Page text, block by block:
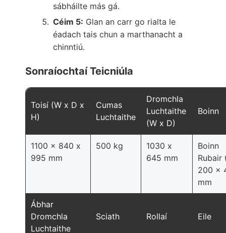
sábháilte más gá.
Céim 5: Glan an carr go rialta le
éadach tais chun a marthanacht a
chinntiú.
Sonraíochtaí Teicniúla
Toisí (W x D x
H)
Cumas
Luchtaithe
Dromchla
Luchtaithe
(W x D)
Boinn
1100 x 840 x
995 mm
500 kg
1030 x
645 mm
Boinn
Rubair
200 x
mm
Ábhar
Dromchla
Luchtaithe
Sciath Rollaí Eile